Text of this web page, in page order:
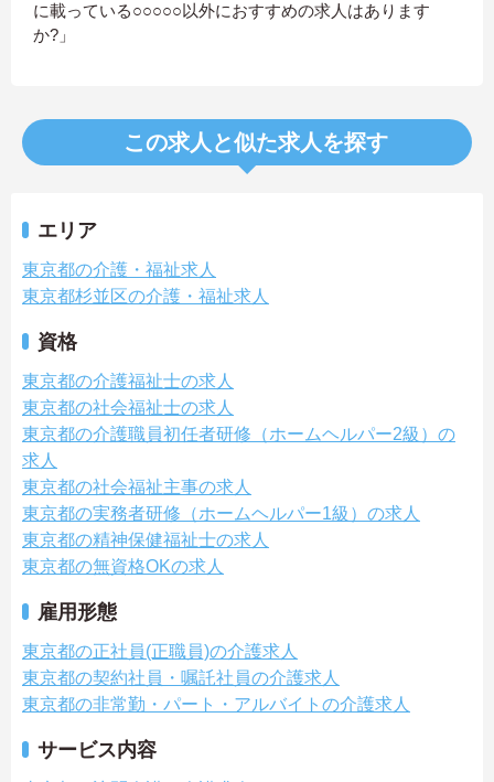
に載っている○○○○○以外におすすめの求人はあります
か?」
この求人と似た求人を探す
エリア
東京都の介護・福祉求人
東京都杉並区の介護・福祉求人
資格
東京都の介護福祉士の求人
東京都の社会福祉士の求人
東京都の介護職員初任者研修（ホームヘルパー2級）の
求人
東京都の社会福祉主事の求人
東京都の実務者研修（ホームヘルパー1級）の求人
東京都の精神保健福祉士の求人
東京都の無資格OKの求人
雇用形態
東京都の正社員(正職員)の介護求人
東京都の契約社員・嘱託社員の介護求人
東京都の非常勤・パート・アルバイトの介護求人
サービス内容